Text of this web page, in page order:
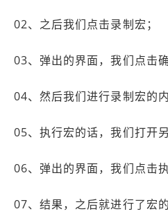
02、之后我们点击录制宏；
03、弹出的界面，我们点击确
04、然后我们进行录制宏的
05、执行宏的话，我们打开
06、弹出的界面，我们点击执
07、结果，之后就进行了宏的